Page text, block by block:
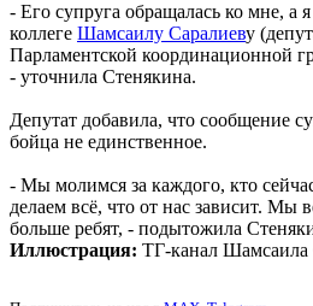
- Его супруга обращалась ко мне, а
коллеге Шамсаилу Саралиеву
Парламентской координационной
- уточнила Стенякина.
Депутат добавила, что сообщение
бойца не единственное.
- Мы молимся за каждого, кто
делаем всё, что от нас зависит. Мы
больше ребят, - подытожила
Иллюстрация: ТГ-канал Шамсаила